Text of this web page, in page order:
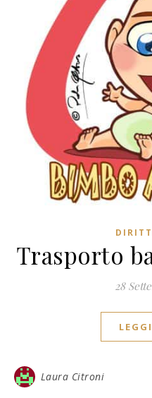
Trasporto
28
Laura Citroni